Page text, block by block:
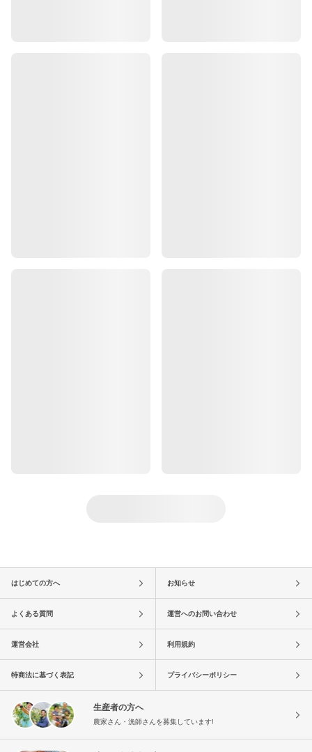
はじめての方へ お知らせ
よくある質問 運営へのお問い合わせ
運営会社 利用規約
特商法に基づく表記 プライバシーポリシー
生産者の方へ
農家さん・漁師さんを募集しています!